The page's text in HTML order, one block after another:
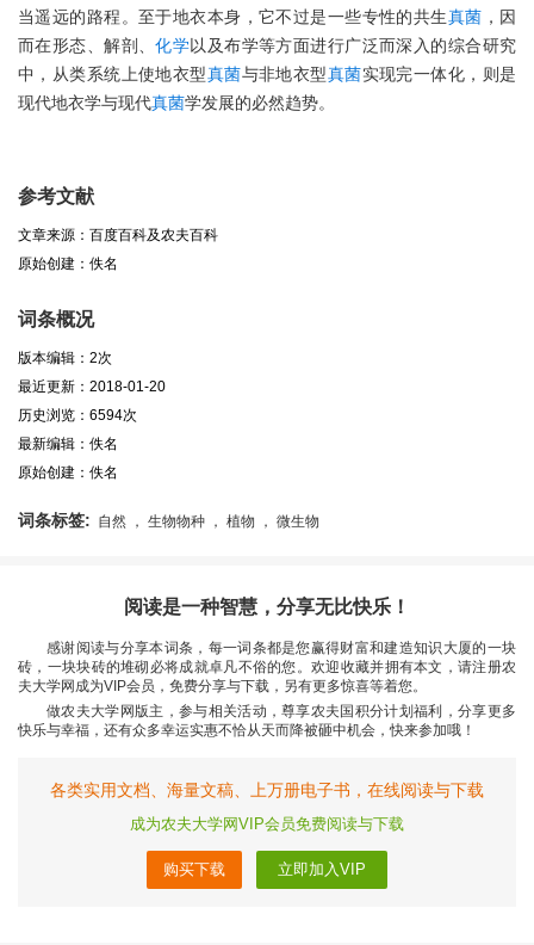
当遥远的路程。至于地衣本身，它不过是一些专性的共生真菌 ，因
而在形态、解剖、化学以及布学等方面进行广泛而深入的综合研究
中，从类系统上使地衣型真菌与非地衣型真菌实现完一体化，则是
现代地衣学与现代真菌学发展的必然趋势。
参考文献
文章来源：百度百科及农夫百科
原始创建：佚名
词条概况
版本编辑：2次
最近更新：2018-01-20
历史浏览：6594次
最新编辑：佚名
原始创建：佚名
词条标签: 自然 ， 生物物种 ， 植物 ， 微生物
阅读是一种智慧，分享无比快乐！
感谢阅读与分享本词条，每一词条都是您赢得财富和建造知识大厦的一块
砖，一块块砖的堆砌必将成就卓凡不俗的您。欢迎收藏并拥有本文，请注册农
夫大学网成为VIP会员，免费分享与下载，另有更多惊喜等着您。
做农夫大学网版主，参与相关活动，尊享农夫国积分计划福利，分享更多
快乐与幸福，还有众多幸运实惠不恰从天而降被砸中机会，快来参加哦！
各类实用文档、海量文稿、上万册电子书，在线阅读与下载
成为农夫大学网VIP会员免费阅读与下载
购买下载 立即加入VIP